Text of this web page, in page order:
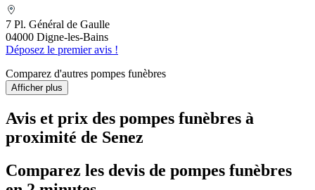
7 Pl. Général de Gaulle
04000 Digne-les-Bains
Déposez le premier avis !
Comparez d'autres pompes funèbres
Afficher plus
Avis et prix des pompes funèbres à
proximité de Senez
Comparez les devis de pompes funèbres